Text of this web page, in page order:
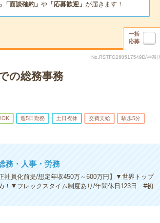
「面談確約」 や「応募歓迎」 が届きます！
一括
応募
No.RSTFO260517549D/神奈川
の総務事務
OK 週5日勤務 土日祝休 交費支給 駅歩5分
務・人事・労務
社員化前提/想定年収450万～600万円】▼世界トップ
！▼フレックスタイム制度あり/年間休日123日 #初